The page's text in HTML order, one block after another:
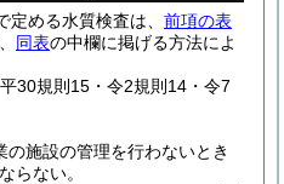
定める水質検査は、 前項の表
同表の中欄に掲げる方法によ
30規則15・令2規則14・令7
の施設の管理を行わないとき
らない。